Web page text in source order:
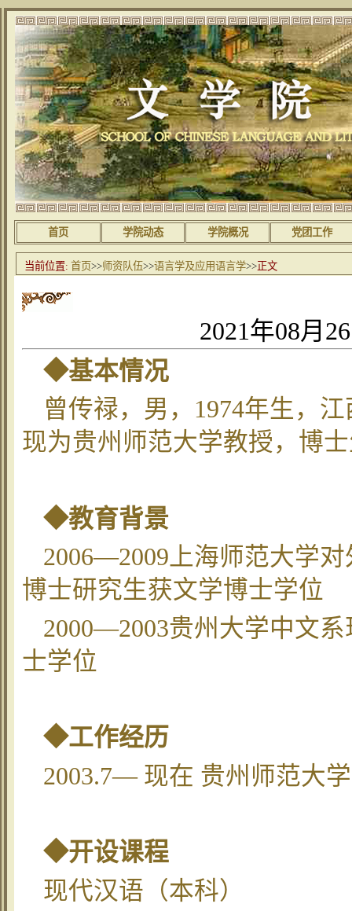
首页 学院动态 学院概况 党团工作
当前位置: 首页>>师资队伍>>语言学及应用语言学>>正文
2021年08月
◆基本情况
曾传禄，男，1974年生，
现为贵州师范大学教授，博
◆教育背景
2006—2009上海师范大学
博士研究生获文学博士学位
2000—2003贵州大学中文
士学位
◆工作经历
2003.7— 现在 贵州师范大
◆开设课程
现代汉语（本科）